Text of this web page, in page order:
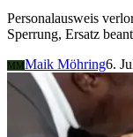
Personalausweis
Sperrung, Ersatz
MMMaik Möhring6.